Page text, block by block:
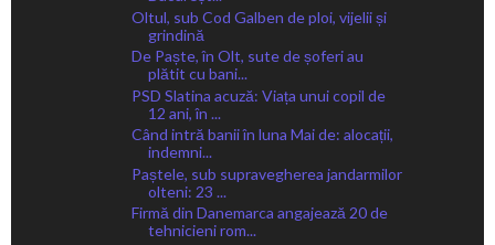
Oltul, sub Cod Galben de ploi, vijelii și
grindină
De Paște, în Olt, sute de șoferi au
plătit cu bani...
PSD Slatina acuză: Viața unui copil de
12 ani, în ...
Când intră banii în luna Mai de: alocații,
indemni...
Paștele, sub supravegherea jandarmilor
olteni: 23 ...
Firmă din Danemarca angajează 20 de
tehnicieni rom...